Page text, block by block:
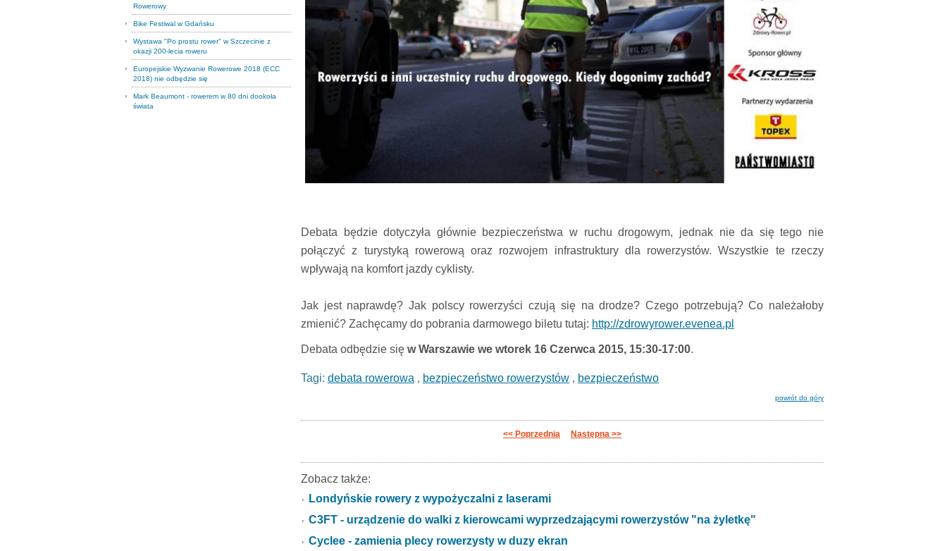
Rowerowy
Bike Festiwal w Gdańsku
Wystawa "Po prostu rower" w Szczecinie z
okazji 200-lecia roweru
Europejskie Wyzwanie Rowerowe 2018 (ECC
2018) nie odbędzie się
Mark Beaumont - rowerem w 80 dni dookoła
świata
Debata będzie dotyczyła głównie bezpieczeństwa w ruchu drogowym, jednak nie da się tego nie
połączyć z turystyką rowerową oraz rozwojem infrastruktury dla rowerzystów. Wszystkie te rzeczy
wpływają na komfort jazdy cyklisty.
Jak jest naprawdę? Jak polscy rowerzyści czują się na drodze? Czego potrzebują? Co należałoby
zmienić? Zachęcamy do pobrania darmowego biletu tutaj: http://zdrowyrower.evenea.pl
Debata odbędzie się w Warszawie we wtorek 16 Czerwca 2015, 15:30-17:00.
Tagi: debata rowerowa , bezpieczeństwo rowerzystów , bezpieczeństwo
powrót do góry
<< Poprzednia Następna >>
Zobacz także:
Londyńskie rowery z wypożyczalni z laserami
C3FT - urządzenie do walki z kierowcami wyprzedzającymi rowerzystów "na żyletkę"
Cyclee - zamienia plecy rowerzysty w duzy ekran